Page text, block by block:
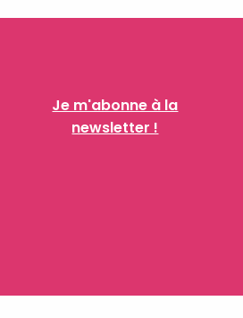
Je m'abonne à la
newsletter !